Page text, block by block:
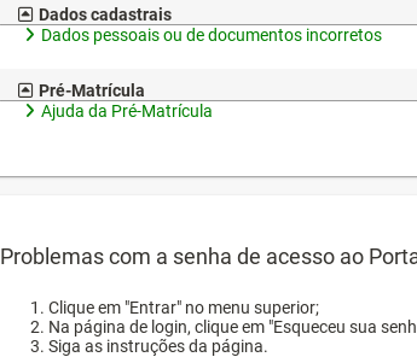
Dados cadastrais
Dados pessoais ou de documentos incorretos
Pré-Matrícula
Ajuda da Pré-Matrícula
Problemas com a senha de acesso ao
Clique em "Entrar" no menu superior;
Na página de login, clique em "Esqueceu sua
Siga as instruções da página.